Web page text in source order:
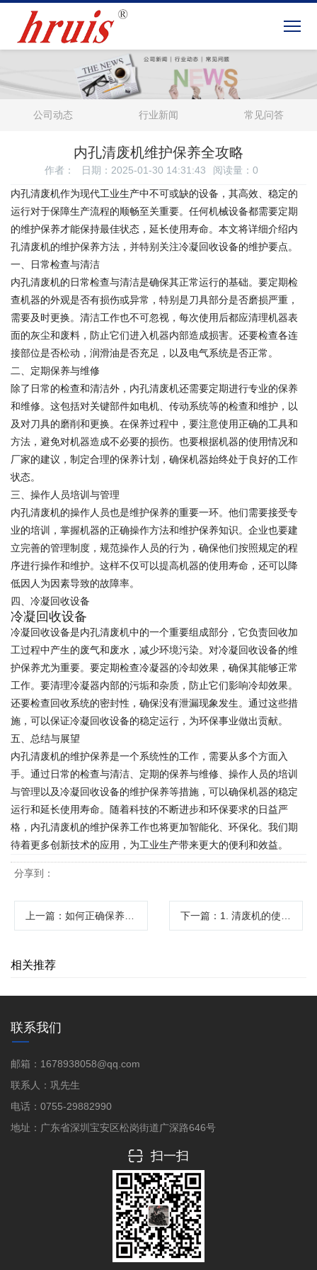
公司动态 行业新闻 常见问答
内孔清废机维护保养全攻略
作者： 日期：2025-01-30 14:31:43 阅读量： 0
内孔清废机作为现代工业生产中不可或缺的设备，其高效、稳定的
运行对于保障生产流程的顺畅至关重要。任何机械设备都需要定期
的维护保养才能保持最佳状态，延长使用寿命。本文将详细介绍内
孔清废机的维护保养方法，并特别关注冷凝回收设备的维护要点。
一、日常检查与清洁
内孔清废机的日常检查与清洁是确保其正常运行的基础。要定期检
查机器的外观是否有损伤或异常，特别是刀具部分是否磨损严重，
需要及时更换。清洁工作也不可忽视，每次使用后都应清理机器表
面的灰尘和废料，防止它们进入机器内部造成损害。还要检查各连
接部位是否松动，润滑油是否充足，以及电气系统是否正常。
二、定期保养与维修
除了日常的检查和清洁外，内孔清废机还需要定期进行专业的保养
和维修。这包括对关键部件如电机、传动系统等的检查和维护，以
及对刀具的磨削和更换。在保养过程中，要注意使用正确的工具和
方法，避免对机器造成不必要的损伤。也要根据机器的使用情况和
厂家的建议，制定合理的保养计划，确保机器始终处于良好的工作
状态。
三、操作人员培训与管理
内孔清废机的操作人员也是维护保养的重要一环。他们需要接受专
业的培训，掌握机器的正确操作方法和维护保养知识。企业也要建
立完善的管理制度，规范操作人员的行为，确保他们按照规定的程
序进行操作和维护。这样不仅可以提高机器的使用寿命，还可以降
低因人为因素导致的故障率。
四、冷凝回收设备
冷凝回收设备
冷凝回收设备是内孔清废机中的一个重要组成部分，它负责回收加
工过程中产生的废气和废水，减少环境污染。对冷凝回收设备的维
护保养尤为重要。要定期检查冷凝器的冷却效果，确保其能够正常
工作。要清理冷凝器内部的污垢和杂质，防止它们影响冷却效果。
还要检查回收系统的密封性，确保没有泄漏现象发生。通过这些措
施，可以保证冷凝回收设备的稳定运行，为环保事业做出贡献。
五、总结与展望
内孔清废机的维护保养是一个系统性的工作，需要从多个方面入
手。通过日常的检查与清洁、定期的保养与维修、操作人员的培训
与管理以及冷凝回收设备的维护保养等措施，可以确保机器的稳定
运行和延长使用寿命。随着科技的不断进步和环保要求的日益严
格，内孔清废机的维护保养工作也将更加智能化、环保化。我们期
待着更多创新技术的应用，为工业生产带来更大的便利和效益。
分享到：
上一篇 ：如何正确保养和操作拆边机以延长其使用寿命？ 下一篇 ：1. 清废机的使用说明2. 气动清废机使用说明3. 如何正确...
相关推荐
联系我们
邮箱：1678938058@qq.com
联系人：巩先生
电话：0755-29882990
地址：广东省深圳宝安区松岗街道广深路646号
扫一扫